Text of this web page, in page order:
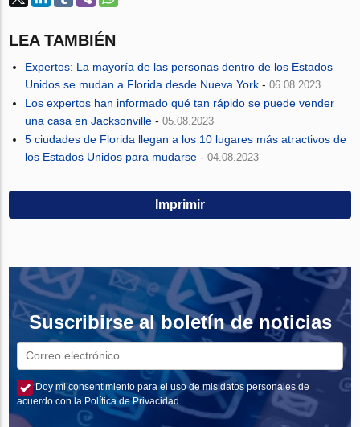
LEA TAMBIÉN
Expertos: La mayoría de las personas dentro de los Estados
Unidos se mudan a Florida desde Nueva York -06.08.2023
Los expertos han informado qué tan rápido se puede vender
una casa en Jacksonville -05.08.2023
5 ciudades de Florida llegan a los 10 lugares más atractivos de
los Estados Unidos para mudarse -04.08.2023
Imprimir
Suscribirse al boletín de noticias
Doy mi consentimiento para el uso de mis datos personales de
acuerdo con la Política de Privacidad